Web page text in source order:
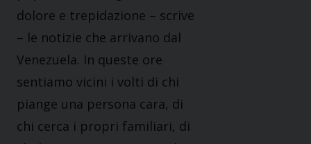
dolore e trepidazione – scrive
– le notizie che arrivano dal
Venezuela. In queste ore
sentiamo vicini i volti di chi
piange una persona cara, di
chi cerca i propri familiari, di